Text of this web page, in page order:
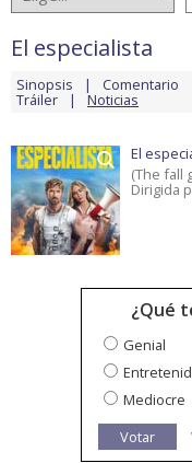
El especialista
Sinopsis Comentario
Tráiler Noticias
El
(The fall
Dirigida
¿Qué
Genial
Mediocre
Votar